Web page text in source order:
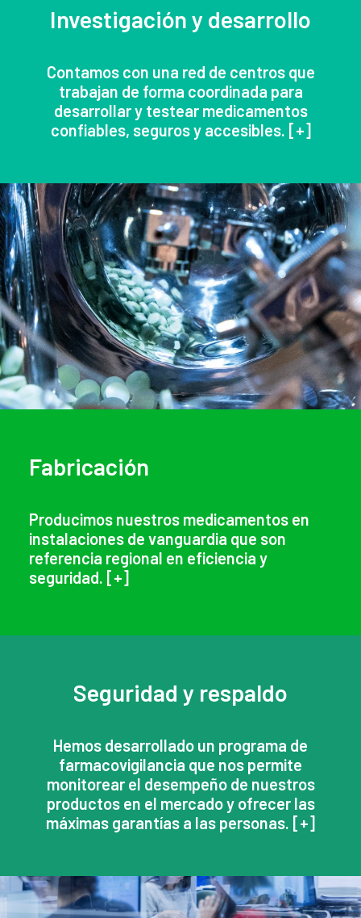
Investigación y desarrollo
Contamos con una red de centros que
trabajan de forma coordinada para
desarrollar y testear medicamentos
confiables, seguros y accesibles. [+]
Fabricación
Producimos nuestros medicamentos en
instalaciones de vanguardia que son
referencia regional en eficiencia y
seguridad. [+]
Seguridad y respaldo
Hemos desarrollado un programa de
farmacovigilancia que nos permite
monitorear el desempeño de nuestros
productos en el mercado y ofrecer las
máximas garantías a las personas. [+]